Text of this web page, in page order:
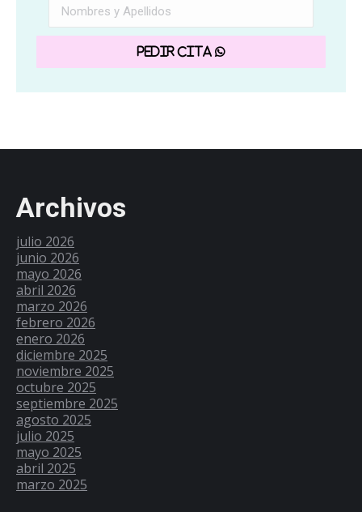
Archivos
julio 2026
junio 2026
mayo 2026
abril 2026
marzo 2026
febrero 2026
enero 2026
diciembre 2025
noviembre 2025
octubre 2025
septiembre 2025
agosto 2025
julio 2025
mayo 2025
abril 2025
marzo 2025